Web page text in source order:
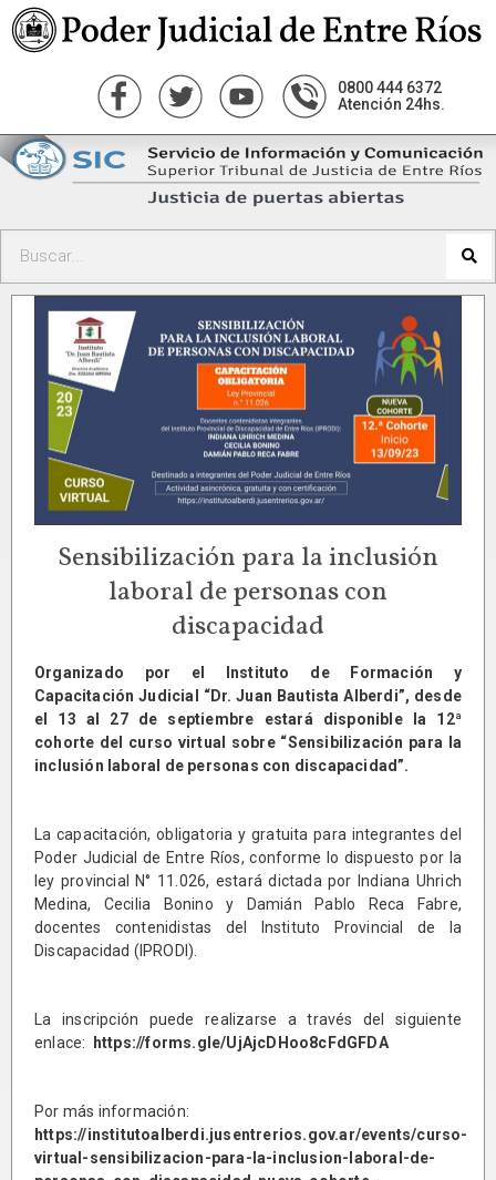
0800 444 6372
Atención 24hs.
Sensibilización para la inclusión
laboral de personas con
discapacidad
Organizado por el Instituto de Formación y
Capacitación Judicial “Dr. Juan Bautista Alberdi”, desde
el 13 al 27 de septiembre estará disponible la 12ª
cohorte del curso virtual sobre “Sensibilización para la
inclusión laboral de personas con discapacidad”.
La capacitación, obligatoria y gratuita para integrantes del
Poder Judicial de Entre Ríos, conforme lo dispuesto por la
ley provincial N° 11.026, estará dictada por Indiana Uhrich
Medina, Cecilia Bonino y Damián Pablo Reca Fabre,
docentes contenidistas del Instituto Provincial de la
Discapacidad (IPRODI).
La inscripción puede realizarse a través del siguiente
enlace:
https://forms.gle/UjAjcDHoo8cFdGFDA
Por más información:
https://institutoalberdi.jusentrerios.gov.ar/events/curso-
virtual-sensibilizacion-para-la-inclusion-laboral-de-